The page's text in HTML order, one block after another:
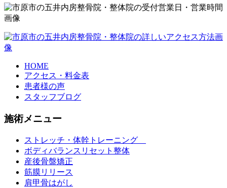
HOME
アクセス・料金表
患者様の声
スタッフブログ
施術メニュー
ストレッチ・体幹トレーニング
ボディバランスリセット整体
産後骨盤矯正
筋膜リリース
肩甲骨はがし